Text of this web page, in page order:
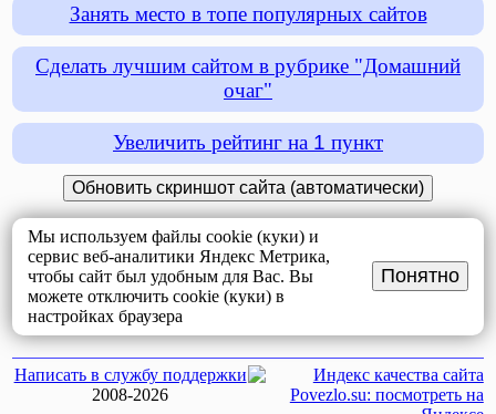
Занять место в топе популярных сайтов
Сделать лучшим сайтом в рубрике "Домашний
очаг"
Увеличить рейтинг на 1 пункт
Мы используем файлы cookie (куки) и
сервис веб-аналитики Яндекс Метрика,
чтобы сайт был удобным для Вас. Вы
можете отключить cookie (куки) в
настройках браузера
Понятно
Написать в службу поддержки
2008-2026